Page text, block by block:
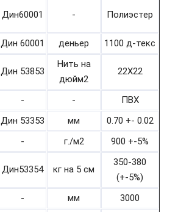
Дин60001 - Полиэстер
Дин 60001 деньер 1100 д-текс
Дин 53853
Нить на
дюйм2
22Х22
- -
ПВХ
Дин 53353 мм
0.70 +- 0.02
- г./м2
900 +-5%
Дин53354 кг на 5 см
350-380
(+-5%)
- мм
3000